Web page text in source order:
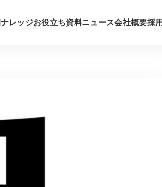
ナレッジお役立ち資料ニュース会社概要採用